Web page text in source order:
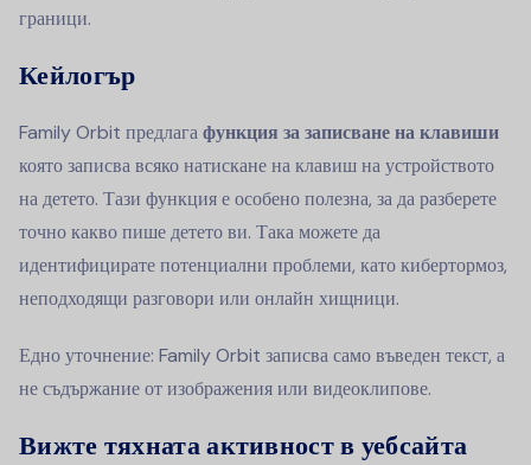
граници.
Кейлогър
Family Orbit предлагафункция за записване на клавиши
която записва всяко натискане на клавиш на устройството
на детето. Тази функция е особено полезна, за да разберете
точно какво пише детето ви. Така можете да
идентифицирате потенциални проблеми, като кибертормоз,
неподходящи разговори или онлайн хищници.
Едно уточнение: Family Orbit записва само въведен текст, а
не съдържание от изображения или видеоклипове.
Вижте тяхната активност в уебсайта